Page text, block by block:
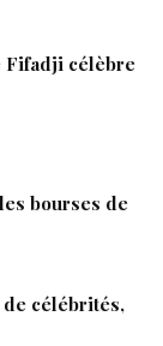
Fifadji célèbre
bourses de
de célébrités,